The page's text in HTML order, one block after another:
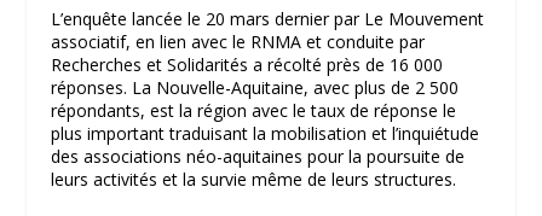
L’enquête lancée le 20 mars dernierpar Le Mouvement
associatif, en lien avec le RNMA et conduite par
Recherches et Solidaritésa récolté près de 16 000
réponses. La Nouvelle-Aquitaine, avec plus de 2 500
répondants, est la région avec le taux de réponse le
plus important traduisant la mobilisation et l’inquiétude
des associations néo-aquitaines pour la poursuite de
leurs activités et la survie même de leurs structures.